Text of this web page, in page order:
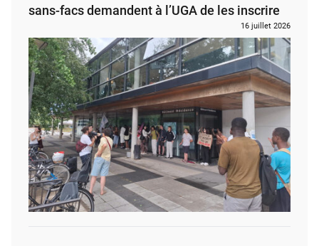
sans-facs demandent à l’UGA de les inscrire
16 juillet 2026